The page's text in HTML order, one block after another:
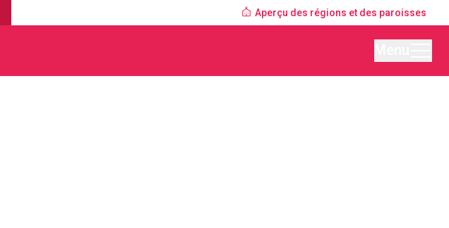
Aperçu des régions et des paroisses